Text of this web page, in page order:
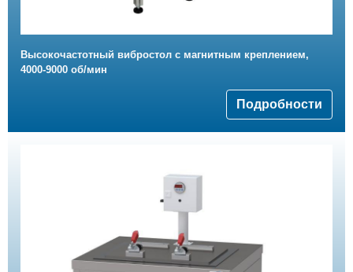
Высокочастотный вибростол с магнитным креплением,
4000-9000 об/мин
Подробности